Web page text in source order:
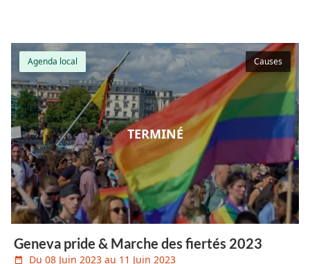
Causes
Agenda local
TERMINÉ
Geneva pride & Marche des fiertés 2023
Du 08 Juin 2023 au 11 Juin 2023